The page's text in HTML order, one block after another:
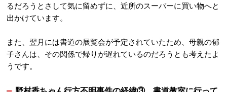
るだろうとさして気に留めずに、近所のスーパーに買い物へと
出かけています。
また、翌月には書道の展覧会が予定されていたため、母親の郁
子さんは、その関係で帰りが遅れているのだろうとも考えたよ
うです。
野村香ちゃん行方不明事件の経緯③ 書道教室に行って